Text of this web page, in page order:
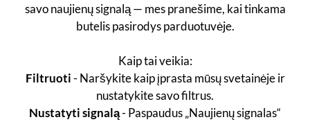
savo naujienų signalą — mes pranešime, kai tinkama
butelis pasirodys parduotuvėje.
Kaip tai veikia:
Filtruoti- Naršykite kaip įprasta mūsų svetainėje ir
nustatykite savo filtrus.
Nustatyti signalą- Paspaudus „Naujienų signalas“